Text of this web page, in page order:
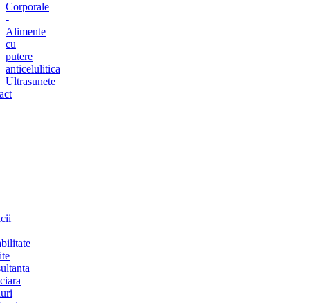
Corporale
-
Alimente
cu
putere
anticelulitica
Ultrasunete